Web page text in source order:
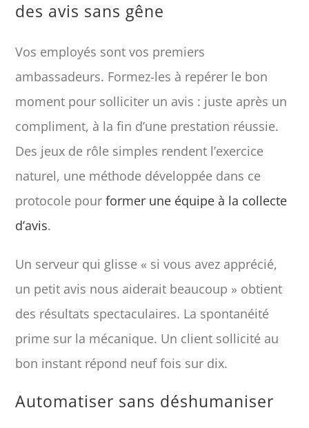
des avis sans gêne
Vos employés sont vos premiers
ambassadeurs. Formez-les à repérer le bon
moment pour solliciter un avis : juste après un
compliment, à la fin d’une prestation réussie.
Des jeux de rôle simples rendent l’exercice
naturel, une méthode développée dans ce
protocole pourformer une équipe à la collecte
d’avis.
Un serveur qui glisse « si vous avez apprécié,
un petit avis nous aiderait beaucoup » obtient
des résultats spectaculaires. La spontanéité
prime sur la mécanique. Un client sollicité au
bon instant répond neuf fois sur dix.
Automatiser sans déshumaniser